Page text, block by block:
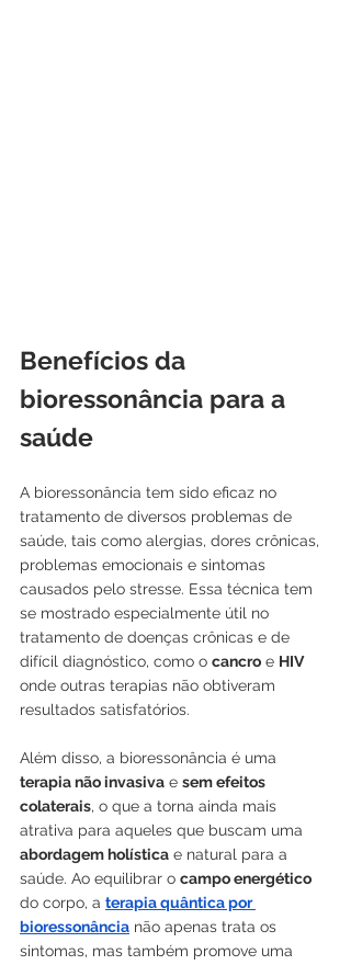
Benefícios da
bioressonância para a
saúde
A bioressonância tem sido eficaz no
tratamento de diversos problemas de
saúde, tais como alergias, dores crônicas,
problemas emocionais e sintomas
causados pelo stresse. Essa técnica tem
se mostrado especialmente útil no
tratamento de doenças crônicas e de
difícil diagnóstico, como o cancro e HIV
onde outras terapias não obtiveram
resultados satisfatórios.
Além disso, a bioressonância é uma
terapia não invasiva e sem efeitos
colaterais, o que a torna ainda mais
atrativa para aqueles que buscam uma
abordagem holística e natural para a
saúde. Ao equilibrar o campo energético
do corpo, a terapia quântica por
bioressonância não apenas trata os
sintomas, mas também promove uma